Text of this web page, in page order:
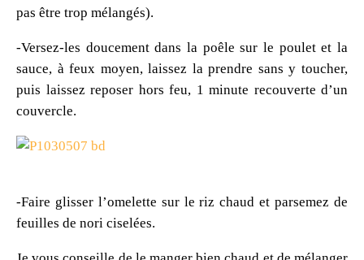
pas être trop mélangés).
-Versez-les doucement dans la poêle sur le poulet et la
sauce, à feux moyen, laissez la prendre sans y toucher,
puis laissez reposer hors feu, 1 minute recouverte d’un
couvercle.
-Faire glisser l’omelette sur le riz chaud et parsemez de
feuilles de nori ciselées.